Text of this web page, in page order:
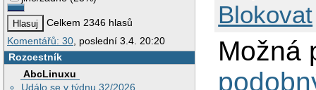
Celkem 2346 hlasů
Komentářů: 30 , poslední 3.4. 20:20
Rozcestník
AbcLinuxu
Událo se v týdnu 32/2026
Blokovat
Možná